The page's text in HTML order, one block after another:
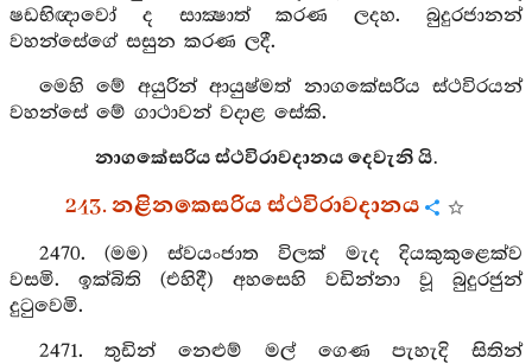
ෂඩභිඥාවෝ ද සාක්‍ෂාත් කරණ ලදහ. බුදුරජානන්
වහන්සේගේ සසුන කරණ ලදී.
මෙහි මේ අයුරින් ආයුෂ්මත් නාගකේසරිය ස්ථවිරයන්
වහන්සේ මේ ගාථාවන් වදාළ සේකි.
නාගකේසරිය ස්ථවිරාවදානය දෙවැනි යි.
243. නළිනකෙසරිය ස්ථවිරාවදානය
2470. (මම) ස්වයංජාත විලක් මැද දියකුකුළෙක්ව
වසමි. ඉක්බිති (එහිදී) අහසෙහි වඩින්නා වූ බුදුරජුන්
දුටුවෙමි.
2471. තුඩින් නෙළුම් මල් ගෙණ පැහැදි සිතින්